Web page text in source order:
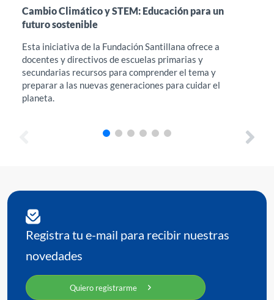
Cambio Climático y STEM: Educación para un
futuro sostenible
Esta iniciativa de la Fundación Santillana ofrece a
docentes y directivos de escuelas primarias y
secundarias recursos para comprender el tema y
preparar a las nuevas generaciones para cuidar el
planeta.
Registra tu e-mail para recibir nuestras
novedades
Quiero registrarme